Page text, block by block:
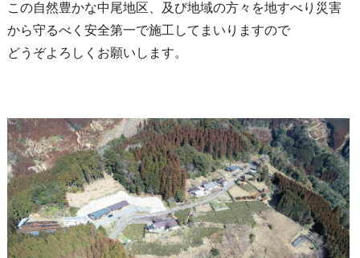
この自然豊かな中尾地区、及び地域の方々を地すべり災害
から守るべく安全第一で施工してまいりますので
どうぞよろしくお願いします。